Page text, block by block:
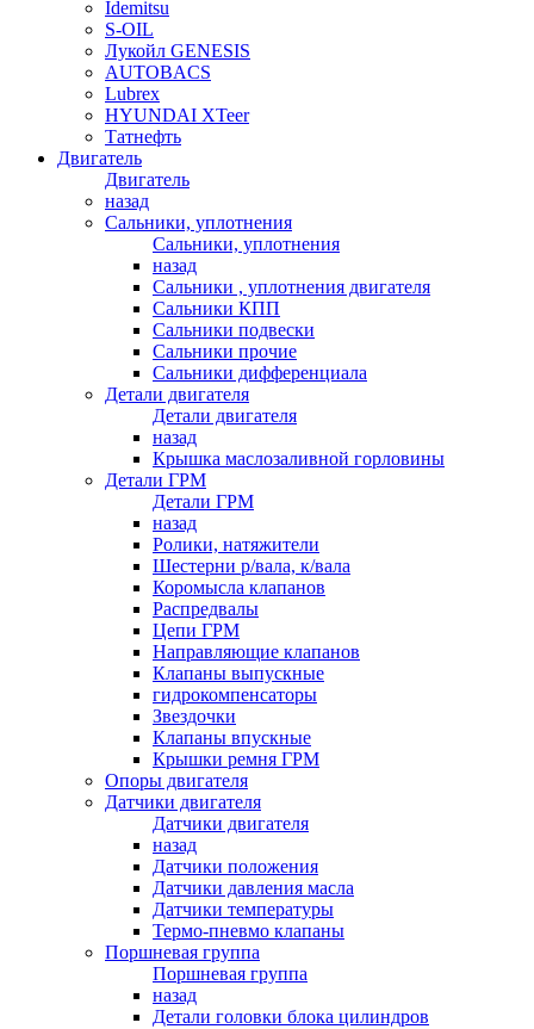
Idemitsu
S-OIL
Лукойл GENESIS
AUTOBACS
Lubrex
HYUNDAI XTeer
Татнефть
Двигатель
Двигатель
назад
Сальники, уплотнения
Сальники, уплотнения
назад
Сальники , уплотнения двигателя
Сальники КПП
Сальники подвески
Сальники прочие
Сальники дифференциала
Детали двигателя
Детали двигателя
назад
Крышка маслозаливной горловины
Детали ГРМ
Детали ГРМ
назад
Ролики, натяжители
Шестерни р/вала, к/вала
Коромысла клапанов
Распредвалы
Цепи ГРМ
Направляющие клапанов
Клапаны выпускные
гидрокомпенсаторы
Звездочки
Клапаны впускные
Крышки ремня ГРМ
Опоры двигателя
Датчики двигателя
Датчики двигателя
назад
Датчики положения
Датчики давления масла
Датчики температуры
Термо-пневмо клапаны
Поршневая группа
Поршневая группа
назад
Детали головки блока цилиндров